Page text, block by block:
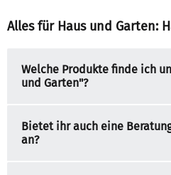
Alles für Haus und Garten:
Welche Produkte finde ich
und Garten"?
Bietet ihr auch eine
an?